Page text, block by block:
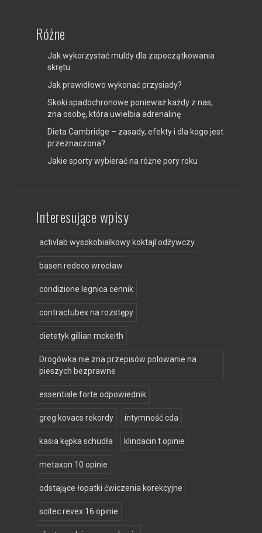
Różne
Jak wykorzystać muldy dla zapoczątkowania
skrętu
Jak prawidłowo wykonać przysiady?
Skoki spadochronowe ponieważ każdy z nas,
zna osobę, która uwielbia adrenalinę
Dieta Cambridge – zasady, efekty i dla kogo jest
przeznaczona?
Jakie sporty wybierać na różne pory roku
Interesujące wpisy
activlab wysokobiałkowy koktajl odżywczy
basen redeco wrocław
condizione legnica cennik
contractubex na rozstępy
dietetyk gillian mckeith
Drogówka nie zna przepisów polowanie na
pieszych bezprawne
essentiale forte odpowiednik
greg kovacs rekordy intymność cda
kasia kępka schudła klindacin t opinie
metaxon 10 opinie
odstające łopatki ćwiczenia korekcyjne
scitec revex 16 opinie